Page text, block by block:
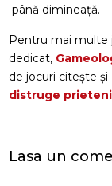
până dimineață.
Pentru mai multe
dedicat,
de jocuri citește și
distruge
Lasa un